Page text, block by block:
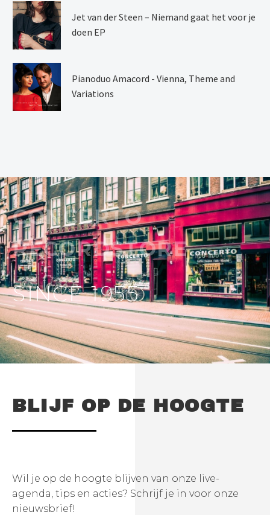
Jet van der Steen – Niemand gaat het voor je
doen EP
Pianoduo Amacord - Vienna, Theme and
Variations
CONCERTO
RECORDSTORE
SINCE 1955
BLIJF OP DE HOOGTE
Wil je op de hoogte blijven van onze live-
agenda, tips en acties? Schrijf je in voor onze
nieuwsbrief!